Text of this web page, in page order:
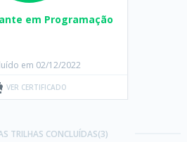
em Programação
em 02/12/2022
VER CERTIFICADO
TRILHAS CONCLUÍDAS(3)